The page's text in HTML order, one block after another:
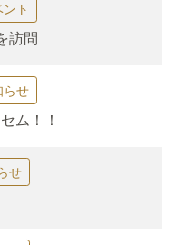
ト
訪問
らせ
ム！！
せ